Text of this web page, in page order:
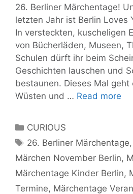
26. Berliner Märchentage!
letzten Jahr ist Berlin Loves
In versteckten, kuscheligen
von Bücherläden, Museen,
Schulen dürft ihr beim
Geschichten lauschen und
bestaunen. Dieses Mal geht
Wüsten und … Read more
die
Categories
CURIOUS
Tags
26. Berliner Märchentage,
Märchen November Berlin,
Märchentage Kinder Berlin,
Termine, Märchentage